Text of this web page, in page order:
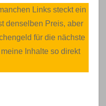
Links steckt ein
denselben Preis, aber
für die nächste
Inhalte so direkt